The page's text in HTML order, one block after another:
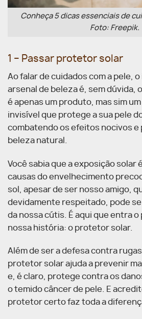
Conheça 5 dicas essenciais de
Foto: Freepik.
1 – Passar protetor solar
Ao falar de cuidados com a pele,
arsenal de beleza é, sem dúvida,
é apenas um produto, mas sim
invisível que protege a sua pele
combatendo os efeitos nocivos e
beleza natural.
Você sabia que a exposição solar
causas do envelhecimento
sol, apesar de ser nosso amigo,
devidamente respeitado, pode
da nossa cútis. É aqui que entra
nossa história: o protetor solar.
Além de ser a defesa contra
protetor solar ajuda a prevenir
e, é claro, protege contra os
o temido câncer de pele. E
protetor certo faz toda a